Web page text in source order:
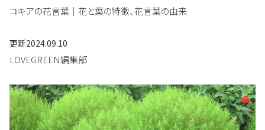
コキアの花言葉｜花と葉の特徴、花言葉の由来
更新2024.09.10
LOVEGREEN編集部